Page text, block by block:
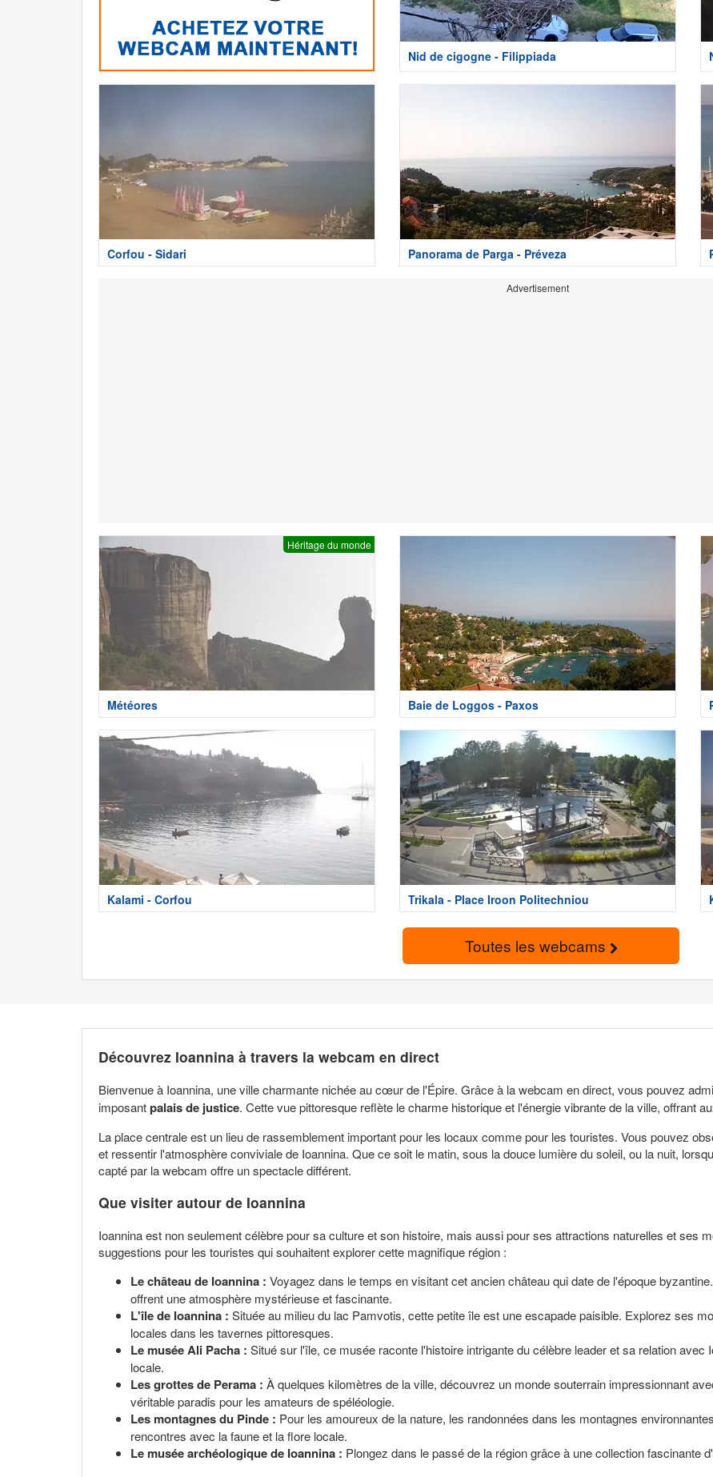
Nid de cigogne - Filippiada
Corfou - Sidari Panorama de Parga - Préveza
Advertisement
Héritage du monde
Météores Baie de Loggos - Paxos
Kalami - Corfou Trikala - Place Iroon Politechniou
Toutes les webcams
Découvrez Ioannina à travers la webcam en direct
Bienvenue à Ioannina, une ville charmante nichée au cœur de l'Épire. Grâce à la webcam en direct, vous pouvez
imposantpalais de justice. Cette vue pittoresque reflète le charme historique et l'énergie vibrante de la ville, offrant
La place centrale est un lieu de rassemblement important pour les locaux comme pour les touristes. Vous pouvez
et ressentir l'atmosphère conviviale de Ioannina. Que ce soit le matin, sous la douce lumière du soleil, ou la nuit,
capté par la webcam offre un spectacle différent.
Que visiter autour de Ioannina
Ioannina est non seulement célèbre pour sa culture et son histoire, mais aussi pour ses attractions naturelles et ses
suggestions pour les touristes qui souhaitent explorer cette magnifique région :
Le château de Ioannina : Voyagez dans le temps en visitant cet ancien château qui date de l'époque
offrent une atmosphère mystérieuse et fascinante.
L'île de Ioannina : Située au milieu du lac Pamvotis, cette petite île est une escapade paisible. Explorez ses
locales dans les tavernes pittoresques.
Le musée Ali Pacha : Situé sur l'île, ce musée raconte l'histoire intrigante du célèbre leader et sa relation
locale.
Les grottes de Perama : À quelques kilomètres de la ville, découvrez un monde souterrain impressionnant
véritable paradis pour les amateurs de spéléologie.
Les montagnes du Pinde : Pour les amoureux de la nature, les randonnées dans les montagnes
rencontres avec la faune et la flore locale.
Le musée archéologique de Ioannina : Plongez dans le passé de la région grâce à une collection fascinante